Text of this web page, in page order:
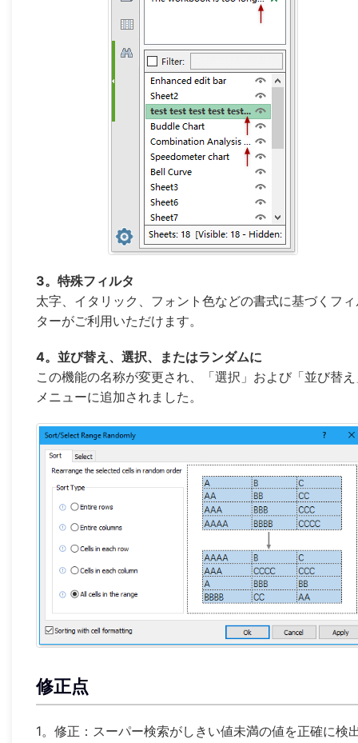
3。特殊フィルタ
太字、イタリック、フォント色などの書式に基づくフ
ターがご利用いただけます。
4。並び替え、選択、またはランダムに
この機能の名称が変更され、「選択」および「並び替
メニューに追加されました。
修正点
1。修正：スーパー検索がしきい値未満の値を正確に検